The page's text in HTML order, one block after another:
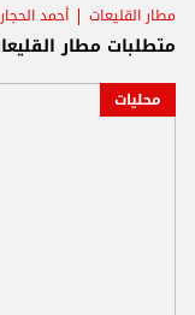
مطار القليعات أحمد الحجار
متطلبات مطار
محليات